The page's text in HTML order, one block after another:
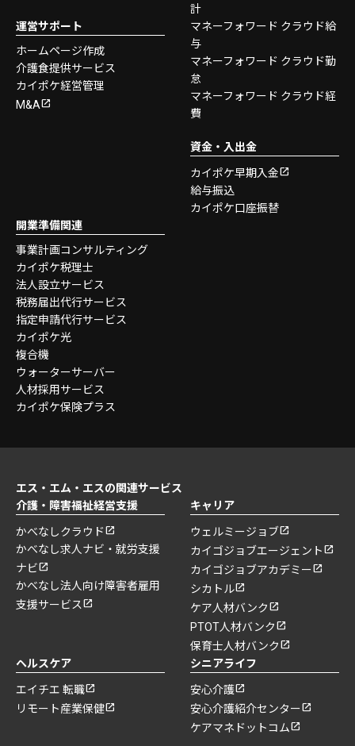
運営サポート
ホームページ作成
介護食提供サービス
カイポケ経営管理
M&A
計
マネーフォワード クラウド給
与
マネーフォワード クラウド勤
怠
マネーフォワード クラウド経
費
資金・入出金
カイポケ早期入金
給与振込
カイポケ口座振替
開業準備関連
事業計画コンサルティング
カイポケ税理士
法人設立サービス
税務届出代行サービス
指定申請代行サービス
カイポケ光
複合機
ウォーターサーバー
人材採用サービス
カイポケ保険プラス
エス・エム・エスの関連サービス
介護・障害福祉経営支援
かべなしクラウド
かべなし求人ナビ・就労支援
ナビ
かべなし法人向け障害者雇用
支援サービス
キャリア
ウェルミージョブ
カイゴジョブエージェント
カイゴジョブアカデミー
シカトル
ケア人材バンク
PTOT人材バンク
保育士人材バンク
ヘルスケア
エイチエ 転職
リモート産業保健
シニアライフ
安心介護
安心介護紹介センター
ケアマネドットコム